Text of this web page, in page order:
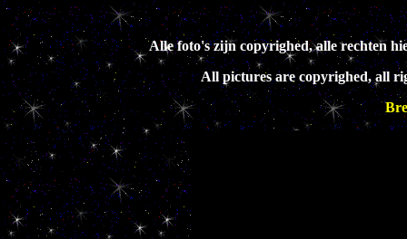
Alle foto's zijn copyrighed, alle rechten
All pictures are copyrighed, all